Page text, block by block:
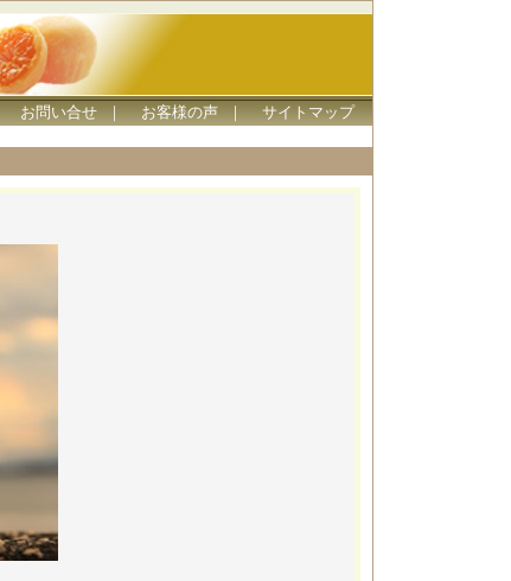
お問い合せ ｜ お客様の声 ｜ サイトマップ